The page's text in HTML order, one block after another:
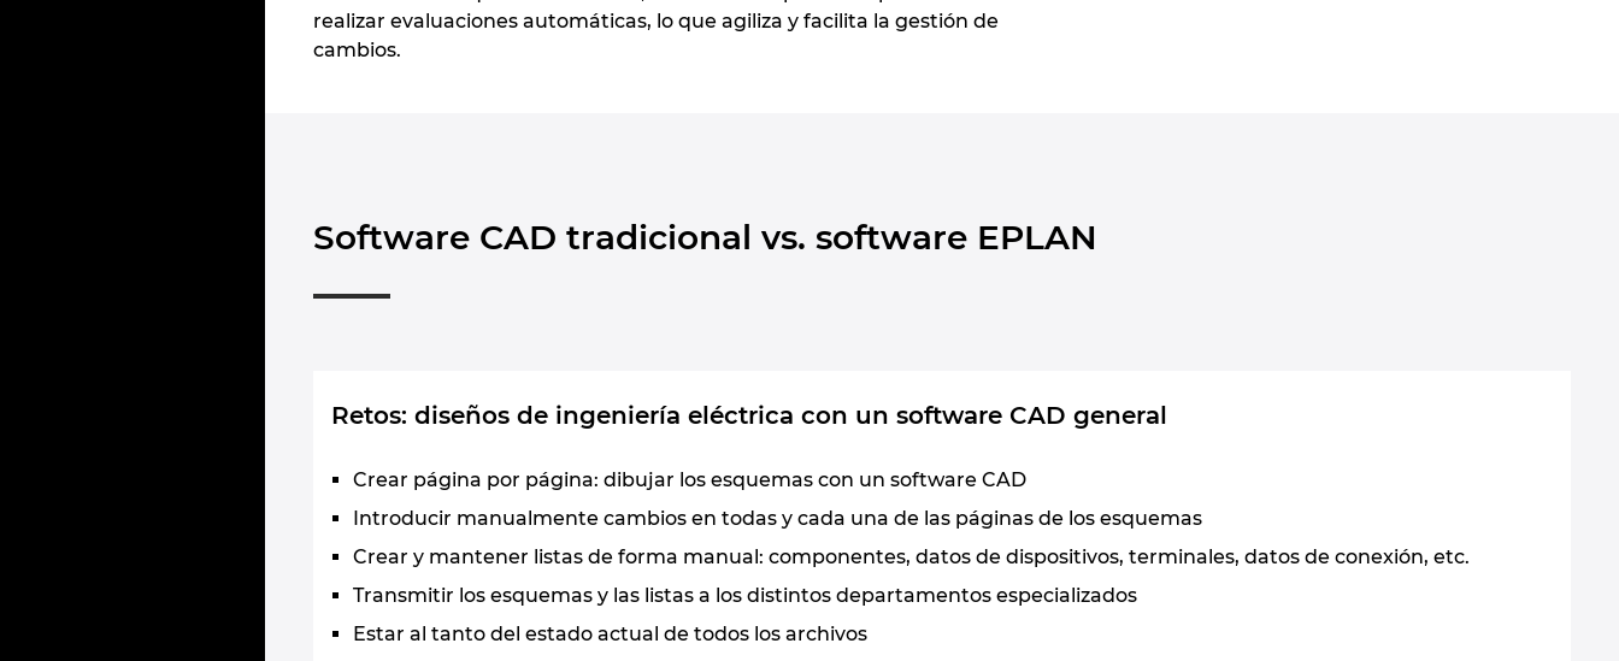
realizar evaluaciones automáticas, lo que agiliza y facilita la gestión de
cambios.
Software CAD tradicional vs. software EPLAN
Retos: diseños de ingeniería eléctrica con un software CAD general
Crear página por página: dibujar los esquemas con un software CAD
Introducir manualmente cambios en todas y cada una de las páginas de los esquemas
Crear y mantener listas de forma manual: componentes, datos de dispositivos, terminales, datos de conexión, etc.
Transmitir los esquemas y las listas a los distintos departamentos especializados
Estar al tanto del estado actual de todos los archivos